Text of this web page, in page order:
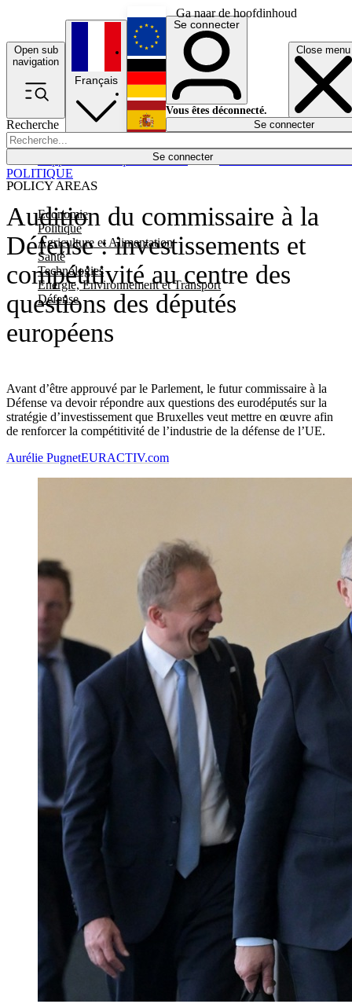
Ga naar de hoofdinhoud
Open sub
navigation
Close menu
Recherche
Se connecter
POLICY AREAS
Economie
Politique
Agriculture et Alimentation
Santé
Technologies
Energie, Environnement et Transport
Défense
Économie
Français
English
Deutsch
Español
Se connecter
Vous êtes déconnecté.
Se connecter
Audition du commissaire à la
Défense : investissements et
compétitivité au centre des
questions des députés
européens
Avant d’être approuvé par le Parlement, le futur commissaire à la
Défense va devoir répondre aux questions des eurodéputés sur la
stratégie d’investissement que Bruxelles veut mettre en œuvre afin
de renforcer la compétitivité de l’industrie de la défense de l’UE.
POLITIQUE
Aurélie PugnetEURACTIV.com